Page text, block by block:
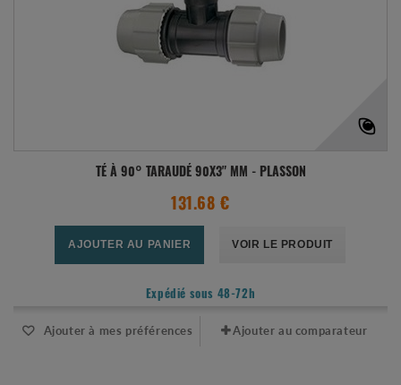
TÉ À 90° TARAUDÉ 90X3" MM - PLASSON
131.68 €
AJOUTER AU PANIER VOIR LE PRODUIT
Expédié sous 48-72h
Ajouter à mes préférences Ajouter au comparateur